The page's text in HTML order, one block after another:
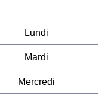
Lundi
Mardi
Mercredi